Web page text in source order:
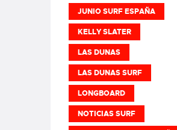
JUNIO SURF ESPAÑA
KELLY SLATER
LAS DUNAS
LAS DUNAS SURF
LONGBOARD
NOTICIAS SURF